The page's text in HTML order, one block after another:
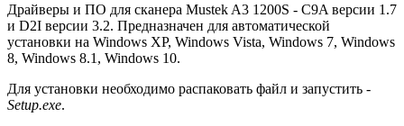
Драйверы и ПО для сканера Mustek A3 1200S - C9A версии 1.7
и D2I версии 3.2. Предназначен для автоматической
установки на Windows XP, Windows Vista, Windows 7, Windows
8, Windows 8.1, Windows 10.
Для установки необходимо распаковать файл и запустить -
Setup.exe.